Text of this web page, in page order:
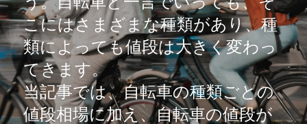
こにはさまざまな種類があり、種
類によっても値段は大きく変わっ
てきます。
当記事では、自転車の種類ごとの
値段相場に加え、自転車の値段が